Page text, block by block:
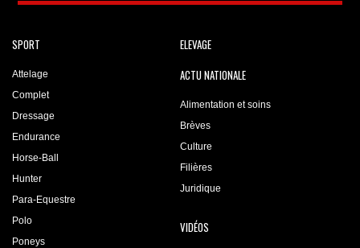
SPORT
Attelage
Complet
Dressage
Endurance
Horse-Ball
Hunter
Para-Equestre
Polo
Poneys
ELEVAGE
ACTU NATIONALE
Alimentation et soins
Brèves
Culture
Filières
Juridique
VIDÉOS